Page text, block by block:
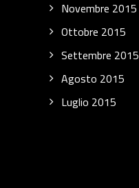
Novembre 2015
Ottobre 2015
Settembre 2015
Agosto 2015
Luglio 2015